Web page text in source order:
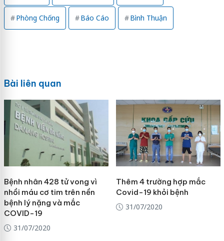
Phòng Chống Báo Cáo Bình Thuận
Bài liên quan
Bệnh nhân 428 tử vong vì
nhồi máu cơ tim trên nền
bệnh lý nặng và mắc
COVID-19
31/07/2020
Thêm 4 trường hợp mắc
Covid-19 khỏi bệnh
31/07/2020